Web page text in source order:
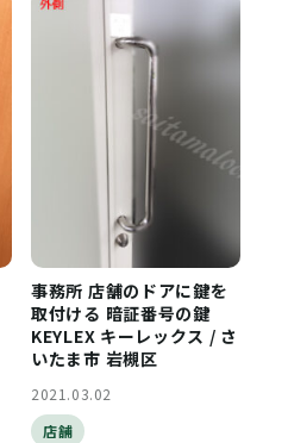
事務所 店舗のドアに鍵を
取付ける 暗証番号の鍵
KEYLEX キーレックス / さ
いたま市 岩槻区
2021.03.02
店舗